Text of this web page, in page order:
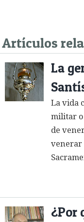
Artículos
La
La vida
militar
de
venerar
¿Por